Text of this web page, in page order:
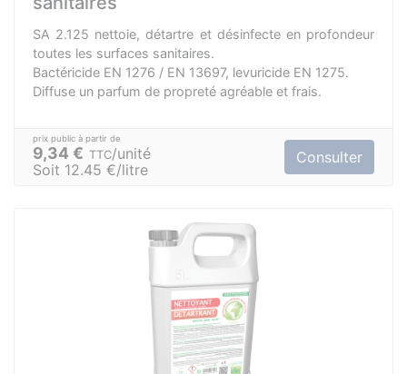
SA 2.125 nettoie, détartre et désinfecte en profondeur
toutes les surfaces sanitaires.
Bactéricide EN 1276 / EN 13697, levuricide EN 1275.
Diffuse un parfum de propreté agréable et frais.
9,34 € TTC unité
Soit 12.45 €/litre
Consulter